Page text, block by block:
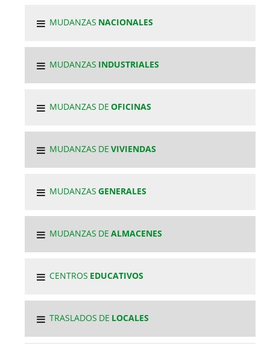
MUDANZAS NACIONALES
MUDANZAS INDUSTRIALES
MUDANZAS DEOFICINAS
MUDANZAS DEVIVIENDAS
MUDANZASGENERALES
MUDANZAS DEALMACENES
CENTROS EDUCATIVOS
TRASLADOS DE LOCALES